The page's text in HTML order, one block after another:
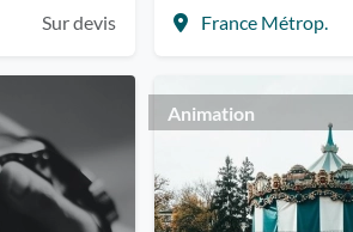
Sur devis France Métrop.
Animation